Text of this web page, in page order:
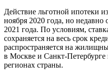
Действие льготной ипотеки
ноября 2020 года, но
2021 года. По условиям,
сохраняется на весь срок
распространяется на
в Москве и Санкт-
регионах страны.